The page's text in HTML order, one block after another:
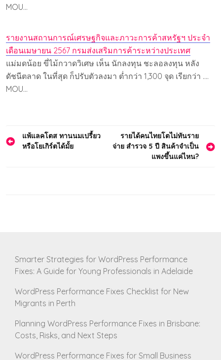
MOU…
รายงานสถานการณ์เศรษฐกิจและภาวะการค้าสหรัฐฯ ประจำ
เดือนเมษายน 2567 กรมส่งเสริมการค้าระหว่างประเทศ
แม่มดน้อย ขี่ไม้กวาดวิเศษ เห็น นักลงทุน ชะลอลงทุน หลัง
ดัชนีตลาด ในที่สุด ก็ปรับตัวลงมา ต่ำกว่า 1,300 จุด เรียกว่า ....
MOU…
Post
navigation
แพ้แลคโตส ทานนมเปรี้ยว
หรือโยเกิร์ตได้มั้ย
รายได้คนไทยโตไม่ทันราย
จ่าย สำรวจ 5 ปี สินค้าจำเป็น
แพงขึ้นแค่ไหน?
Smarter Strategies for WordPress Performance
Fixes: A Guide for Young Professionals in Adelaide
WordPress Performance Fixes Checklist for New
Migrants in Perth
Planning WordPress Performance Fixes in Brisbane:
Costs, Risks, and Next Steps
WordPress Performance Fixes for Small Business